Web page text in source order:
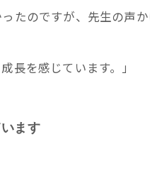
たのですが、先生の声
長を感じています。」
ます